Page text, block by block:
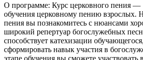
О программе: Курс церковного пения —
обучения церковному пению взрослых.
пения вы познакомитесь с нюансами
широкий репертуар богослужебных
способствует катехизации
сформировать навык участия в
этапе обучения вы сможете участвовать